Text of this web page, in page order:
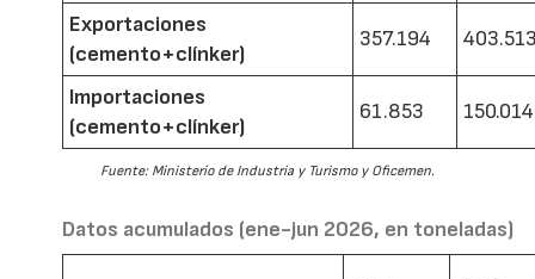
Exportaciones
(cemento+clínker)
357.194
Importaciones
(cemento+clínker)
61.853 150.014
Fuente: Ministerio de Industria y Turismo y Oficemen.
Datos acumulados (ene-jun 2026, en toneladas)